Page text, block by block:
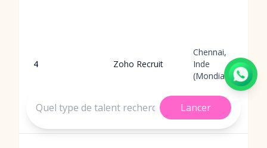
4 Zoho Recruit
Chennai,
Inde
(Mondial)
Lancer